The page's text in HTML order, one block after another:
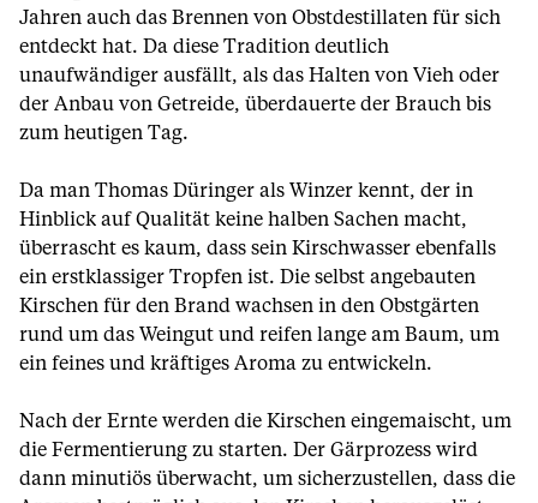
Jahren auch das Brennen von Obstdestillaten für sich
entdeckt hat. Da diese Tradition deutlich
unaufwändiger ausfällt, als das Halten von Vieh oder
der Anbau von Getreide, überdauerte der Brauch bis
zum heutigen Tag.
Da man Thomas Düringer als Winzer kennt, der in
Hinblick auf Qualität keine halben Sachen macht,
überrascht es kaum, dass sein Kirschwasser ebenfalls
ein erstklassiger Tropfen ist. Die selbst angebauten
Kirschen für den Brand wachsen in den Obstgärten
rund um das Weingut und reifen lange am Baum, um
ein feines und kräftiges Aroma zu entwickeln.
Nach der Ernte werden die Kirschen eingemaischt, um
die Fermentierung zu starten. Der Gärprozess wird
dann minutiös überwacht, um sicherzustellen, dass die